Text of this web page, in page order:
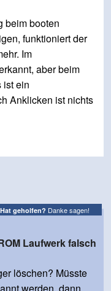
beim booten
funktioniert der
Im
aber beim
ist ein
Anklicken ist nichts
Hat geholfen? Danke sagen!
Laufwerk falsch
löschen? Müsste